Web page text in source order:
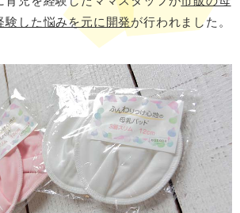
した悩みを元に開発が行われました。